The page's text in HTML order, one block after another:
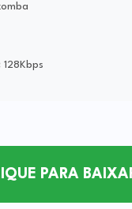
128Kbps
PARA